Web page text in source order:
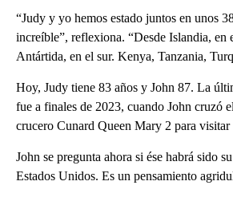
“Judy y yo hemos estado juntos en unos
increíble”, reflexiona. “Desde Islandia, en
Antártida, en el sur. Kenya, Tanzania,
Hoy, Judy tiene 83 años y John 87. La
fue a finales de 2023, cuando John cruzó
crucero Cunard Queen Mary 2 para visitar
John se pregunta ahora si ése habrá sido
Estados Unidos. Es un pensamiento